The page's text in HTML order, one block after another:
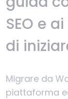
SEO e
di
Migrare da
piattaforma